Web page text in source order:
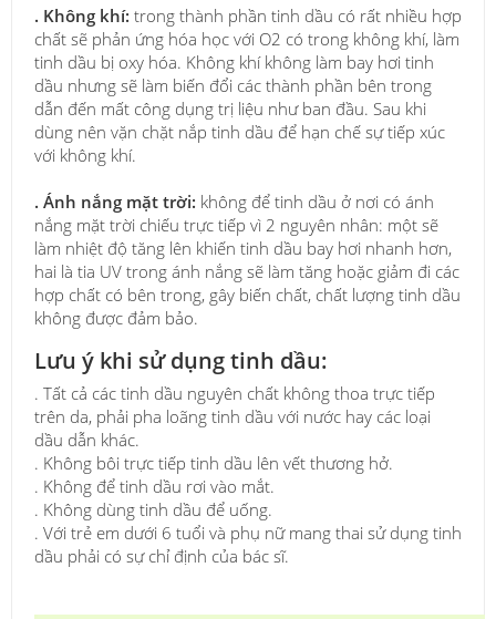
. Không khí: trong thành phần tinh dầu có rất nhiều hợp
chất sẽ phản ứng hóa học với O2 có trong không khí, làm
tinh dầu bị oxy hóa. Không khí không làm bay hơi tinh
dầu nhưng sẽ làm biến đổi các thành phần bên trong
dẫn đến mất công dụng trị liệu như ban đầu. Sau khi
dùng nên vặn chặt nắp tinh dầu để hạn chế sự tiếp xúc
với không khí.
. Ánh nắng mặt trời: không để tinh dầu ở nơi có ánh
nắng mặt trời chiếu trực tiếp vì 2 nguyên nhân: một sẽ
làm nhiệt độ tăng lên khiến tinh dầu bay hơi nhanh hơn,
hai là tia UV trong ánh nắng sẽ làm tăng hoặc giảm đi các
hợp chất có bên trong, gây biến chất, chất lượng tinh dầu
không được đảm bảo.
Lưu ý khi sử dụng tinh dầu:
. Tất cả các tinh dầu nguyên chất không thoa trực tiếp
trên da, phải pha loãng tinh dầu với nước hay các loại
dầu dẫn khác.
. Không bôi trực tiếp tinh dầu lên vết thương hở.
. Không để tinh dầu rơi vào mắt.
. Không dùng tinh dầu để uống.
. Với trẻ em dưới 6 tuổi và phụ nữ mang thai sử dụng tinh
dầu phải có sự chỉ định của bác sĩ.